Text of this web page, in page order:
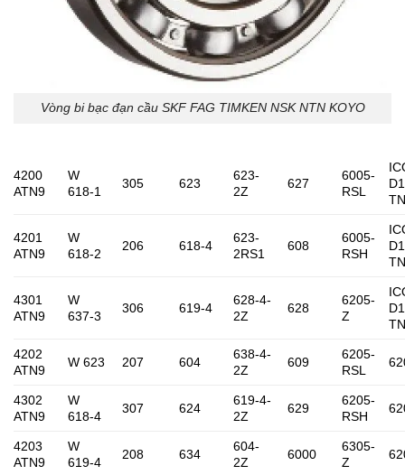
Vòng bi bạc đạn cầu SKF FAG TIMKEN NSK NTN KOYO
4200
ATN9
W
618-1
305 623
623-
2Z
627
6005-
RSL
4201
ATN9
W
618-2
206 618-4
623-
2RS1
608
6005-
RSH
4301
ATN9
W
637-3
306 619-4
628-4-
2Z
628
6205-
Z
4202
ATN9
W 623 207 604
638-4-
2Z
609
6205-
RSL
4302
ATN9
W
618-4
307 624
619-4-
2Z
629
6205-
RSH
4203
ATN9
W
619-4
208 634
604-
2Z
6000
6305-
Z